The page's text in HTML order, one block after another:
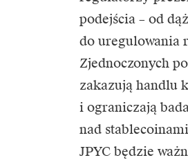
podejścia – od
do uregulowania
Zjednoczonych
zakazują handlu
i ograniczają
nad
JPYC będzie